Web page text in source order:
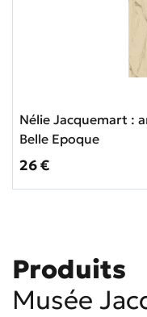
Nélie Jacquemart :
Belle Epoque
Prix ​​actuel
26 €
Produits
Musée